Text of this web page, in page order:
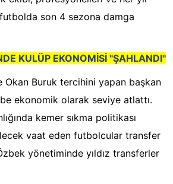
son 4 sezona damga
KULÜP EKONOMİSİ "ŞAHLANDI"
Buruk tercihini yapan başkan
ekonomik olarak seviye atlattı.
kemer sıkma politikası
vaat eden futbolcular transfer
yönetiminde yıldız transferler